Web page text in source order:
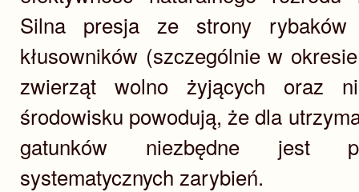
Silna presja ze strony
kłusowników (szczególnie w
zwierząt wolno żyjących oraz
środowisku powodują, że dla
gatunków niezbędne jest
systematycznych zarybień.